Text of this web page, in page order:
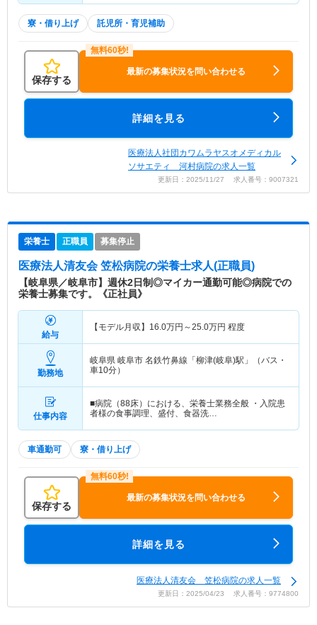
寮・借り上げ 託児所・育児補助
保存する
最新の募集状況を問い合わせる
詳細を見る
医療法人社団カワムラヤスオメディカル
ソサエティ 河村病院の求人一覧
更新日：2025/11/27 求人番号：9007321
栄養士 正職員 募集停止
医療法人清友会 笠松病院の栄養士求人(正職員)
【岐阜県／岐阜市】週休2日制◎マイカー通勤可能◎病院での
栄養士募集です。《正社員》
給与
【モデル月収】 16.0万円～25.0万円 程度
勤務地
岐阜県 岐阜市 名鉄竹鼻線「柳津(岐阜)駅」（バス・
車10分）
仕事内容
■病院（88床）における、栄養士業務全般 ・入院患
者様の食事調理、盛付、食器洗…
車通勤可 寮・借り上げ
保存する
最新の募集状況を問い合わせる
詳細を見る
医療法人清友会 笠松病院の求人一覧
更新日：2025/04/23 求人番号：9774800